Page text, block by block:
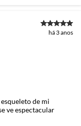
há 3 anos
de mi
ve espectacular